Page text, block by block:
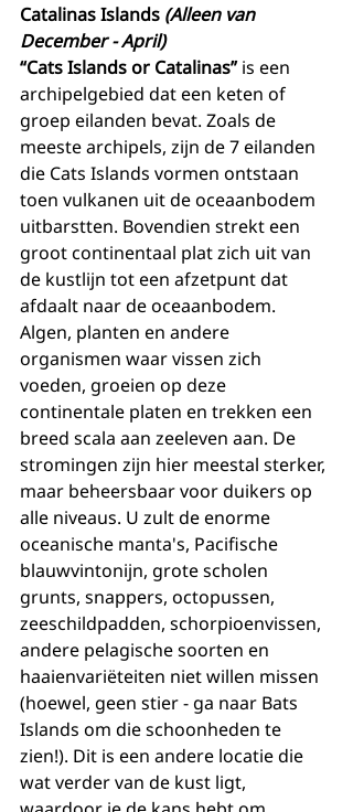
Catalinas Islands (Alleen van
December - April)
“Cats Islands or Catalinas” is een
archipelgebied dat een keten of
groep eilanden bevat. Zoals de
meeste archipels, zijn de 7 eilanden
die Cats Islands vormen ontstaan
toen vulkanen uit de oceaanbodem
uitbarstten. Bovendien strekt een
groot continentaal plat zich uit van
de kustlijn tot een afzetpunt dat
afdaalt naar de oceaanbodem.
Algen, planten en andere
organismen waar vissen zich
voeden, groeien op deze
continentale platen en trekken een
breed scala aan zeeleven aan. De
stromingen zijn hier meestal sterker,
maar beheersbaar voor duikers op
alle niveaus. U zult de enorme
oceanische manta's, Pacifische
blauwvintonijn, grote scholen
grunts, snappers, octopussen,
zeeschildpadden, schorpioenvissen,
andere pelagische soorten en
haaienvariëteiten niet willen missen
(hoewel, geen stier - ga naar Bats
Islands om die schoonheden te
zien!). Dit is een andere locatie die
wat verder van de kust ligt,